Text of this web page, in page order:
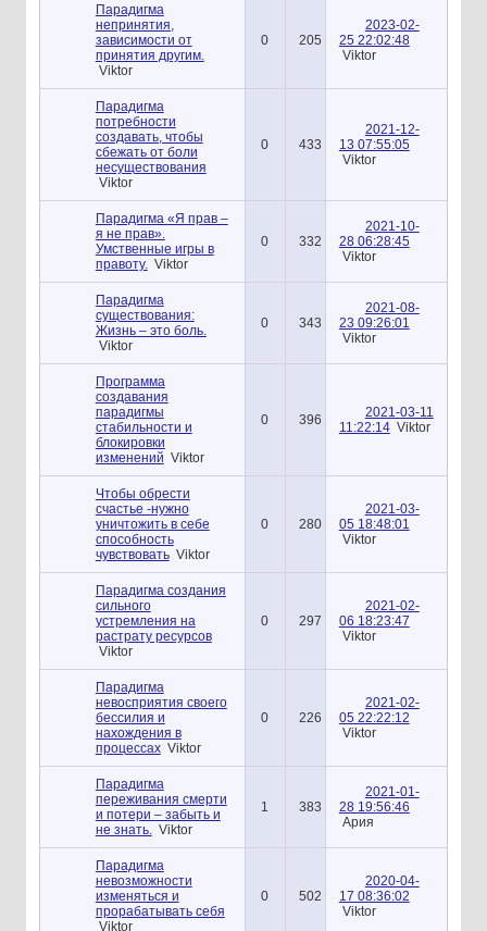
Парадигма
непринятия,
зависимости от
принятия другим.
Viktor
0 205
2023-02-
25 22:02:48
Viktor
Парадигма
потребности
создавать, чтобы
сбежать от боли
несуществования
Viktor
0 433
2021-12-
13 07:55:05
Viktor
Парадигма «Я прав –
я не прав».
Умственные игры в
правоту. Viktor
0 332
2021-10-
28 06:28:45
Viktor
Парадигма
существования:
Жизнь – это боль.
Viktor
0 343
2021-08-
23 09:26:01
Viktor
Программа
создавания
парадигмы
стабильности и
блокировки
изменений Viktor
0 396
2021-03-11
11:22:14 Viktor
Чтобы обрести
счастье -нужно
уничтожить в себе
способность
чувствовать Viktor
0 280
2021-03-
05 18:48:01
Viktor
Парадигма создания
сильного
устремления на
растрату ресурсов
Viktor
0 297
2021-02-
06 18:23:47
Viktor
Парадигма
невосприятия своего
бессилия и
нахождения в
процессах Viktor
0 226
2021-02-
05 22:22:12
Viktor
Парадигма
переживания смерти
и потери – забыть и
не знать.
Viktor
1 383
2021-01-
28 19:56:46
Ария
Парадигма
невозможности
изменяться и
прорабатывать себя
Viktor
0 502
2020-04-
17 08:36:02
Viktor